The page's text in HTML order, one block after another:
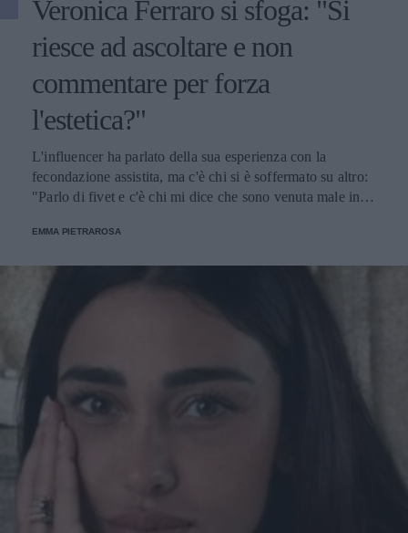
Veronica Ferraro si sfoga: "Si
riesce ad ascoltare e non
commentare per forza
l'estetica?"
L'influencer ha parlato della sua esperienza con la
fecondazione assistita, ma c'è chi si è soffermato su altro:
"Parlo di fivet e c'è chi mi dice che sono venuta male in
EMMA PIETRAROSA